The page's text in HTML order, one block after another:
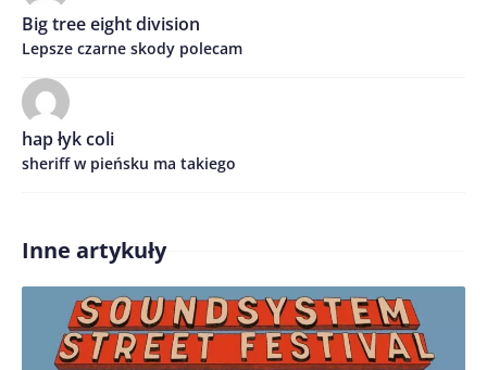
Treść komentarza*
Zapamiętaj moje dane w tej przeglądarce podczas
Big tree eight division
Lepsze czarne skody polecam
hap łyk coli
sheriff w pieńsku ma takiego
Inne artykuły